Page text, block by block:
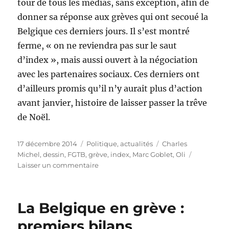
tour de tous les médias, sans exception, afin de
donner sa réponse aux grèves qui ont secoué la
Belgique ces derniers jours. Il s’est montré
ferme, « on ne reviendra pas sur le saut
d’index », mais aussi ouvert à la négociation
avec les partenaires sociaux. Ces derniers ont
d’ailleurs promis qu’il n’y aurait plus d’action
avant janvier, histoire de laisser passer la trêve
de Noël.
Publié
le
17 décembre 2014 Catégories
Politique, actualités Étiquettes
Charles
Michel,dessin, FGTB,grève, index, Marc Goblet,Oli
Laisser un commentairesur
réponse
de
La Belgique en grève :